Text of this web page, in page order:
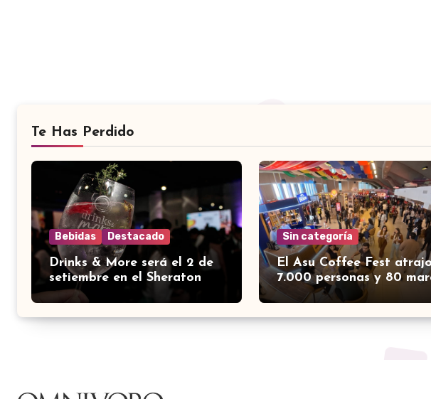
Te Has Perdido
Bebidas Destacado
Drinks & More será el 2 de
setiembre en el Sheraton
Sin categoría
El Asu Coffee Fest
7.000 personas y 80